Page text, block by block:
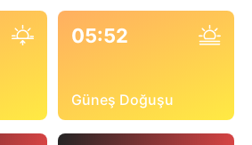
05:52
Güneş Doğuşu